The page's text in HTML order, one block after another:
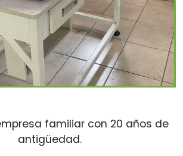
familiar con 20 años de
antigüedad.